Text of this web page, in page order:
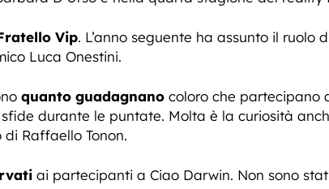
Vip. L’anno seguente ha assunto il ruolo
Luca Onestini.
quanto guadagnano coloro che partecipano
durante le puntate. Molta è la curiosità
Raffaello Tonon.
ai partecipanti a Ciao Darwin. Non sono